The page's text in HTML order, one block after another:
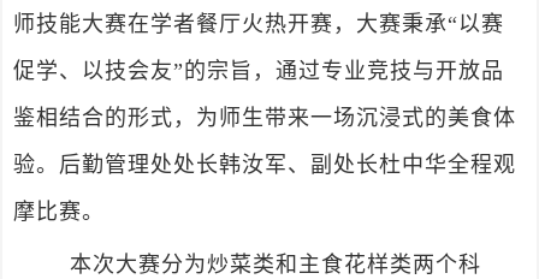
师技能大赛在学者餐厅火热开赛，大赛秉承“以赛
促学、以技会友”的宗旨，通过专业竞技与开放品
鉴相结合的形式，为师生带来一场沉浸式的美食体
验。后勤管理处处长韩汝军、副处长杜中华全程观
摩比赛。
本次大赛分为炒菜类和主食花样类两个科